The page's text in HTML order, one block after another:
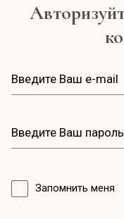
Запомнить меня